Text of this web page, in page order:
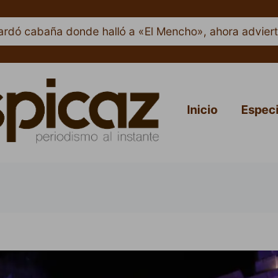
cabaña donde halló a «El Mencho», ahora
Inicio